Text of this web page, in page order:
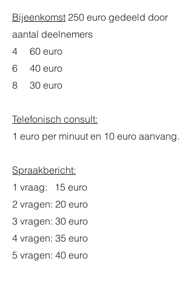
Bijeenkomst 250 euro gedeeld door
aantal deelnemers
4 60 euro
6 40 euro
8 30 euro
Telefonisch consult:
1 euro per minuut en 10 euro aanvang.
Spraakbericht:
1 vraag: 15 euro
2 vragen: 20 euro
3 vragen: 30 euro
4 vragen: 35 euro
5 vragen: 40 euro